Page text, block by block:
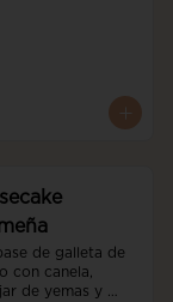
de galleta de
con canela,
de yemas y